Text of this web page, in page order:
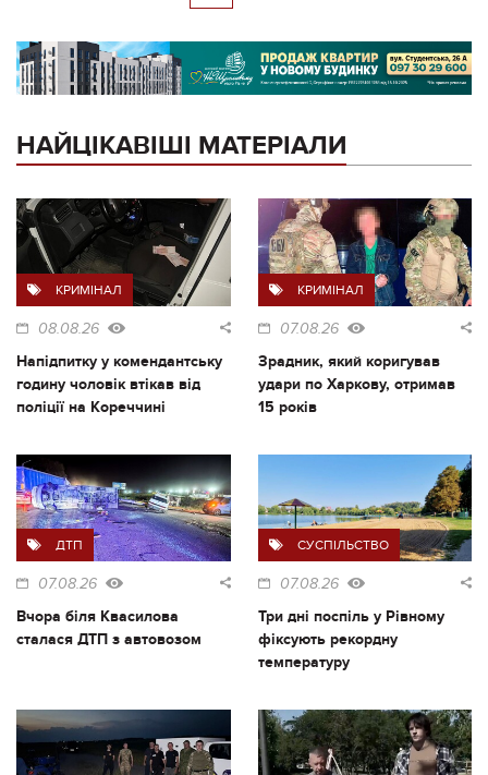
НАЙЦІКАВІШІ МАТЕРІАЛИ
КРИМІНАЛ
08.08.26
Напідпитку у комендантську
годину чоловік втікав від
поліції на Кореччині
КРИМІНАЛ
07.08.26
Зрадник, який коригував
удари по Харкову, отримав
15 років
ДТП
07.08.26
Вчора біля Квасилова
сталася ДТП з автовозом
СУСПІЛЬСТВО
07.08.26
Три дні поспіль у Рівному
фіксують рекордну
температуру